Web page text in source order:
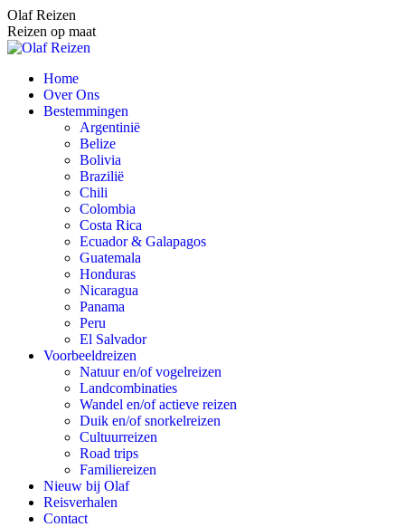
Spring
naar
content
Olaf Reizen
Reizen op maat
Home
Over Ons
Bestemmingen
Argentinië
Belize
Bolivia
Brazilië
Chili
Colombia
Costa Rica
Ecuador & Galapagos
Guatemala
Honduras
Nicaragua
Panama
Peru
El Salvador
Voorbeeldreizen
Natuur en/of vogelreizen
Landcombinaties
Wandel en/of actieve reizen
Duik en/of snorkelreizen
Cultuurreizen
Road trips
Familiereizen
Nieuw bij Olaf
Reisverhalen
Contact